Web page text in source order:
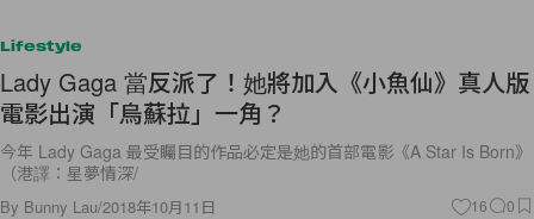
Lifestyle
Lady Gaga 當反派了！她將加入《小魚仙》真人版
電影出演「烏蘇拉」一角？
今年 Lady Gaga 最受矚目的作品必定是她的首部電影《A Star Is Born》
（港譯：星夢情深/
By Bunny Lau/2018年10月11日 16 0